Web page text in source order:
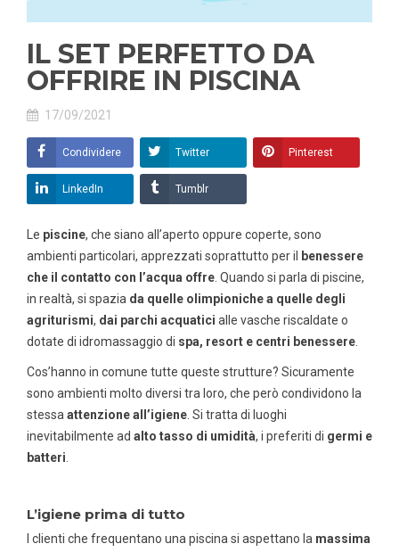
IL SET PERFETTO DA
OFFRIRE IN PISCINA
17/09/2021
Condividere Twitter Pinterest
LinkedIn Tumblr
Le piscine, che siano all’aperto oppure coperte, sono
ambienti particolari, apprezzati soprattutto per il benessere
che il contatto con l’acqua offre. Quando si parla di piscine,
in realtà, si spazia da quelle olimpioniche a quelle degli
agriturismi, dai parchi acquatici alle vasche riscaldate o
dotate di idromassaggio di spa, resort e centri benessere.
Cos’hanno in comune tutte queste strutture? Sicuramente
sono ambienti molto diversi tra loro, che però condividono la
stessa attenzione all’igiene . Si tratta di luoghi
inevitabilmente ad alto tasso di umidità, i preferiti di germi e
batteri
L’igiene prima di tutto
I clienti che frequentano una piscina si aspettano la massima